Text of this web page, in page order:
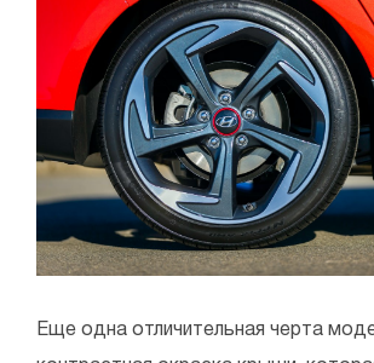
Еще одна отличительная черта